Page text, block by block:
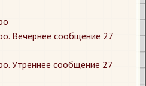
Вечернее сообщение 27
Утреннее сообщение 27